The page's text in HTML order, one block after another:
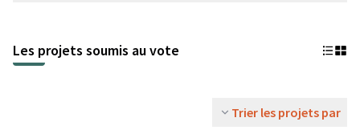
Les projets soumis au vote
Trier les projets par